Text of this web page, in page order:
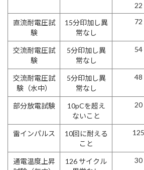
22
直流耐電圧試
験
15分印加し異
常なし
72
交流耐電圧試
験
5分印加し異
常なし
54
交流耐電圧試
験（水中）
5分印加し異
常なし
48
部分放電試験
10pCを超え
ないこと
20
雷インパルス
10回に耐える
こと
125
通電温度上昇
126 サイクル
30